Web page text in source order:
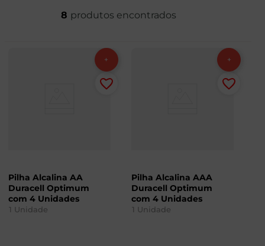
8
Pilha Alcalina AA
Duracell Optimum
com 4 Unidades
1 Unidade
Pilha Alcalina AAA
Duracell Optimum
com 4 Unidades
1 Unidade